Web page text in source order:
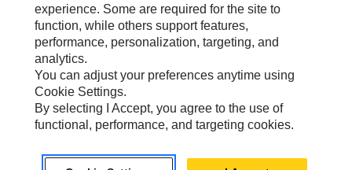
Mijn Marketingvoorkeuren
Site Map
Cookie Settings
Legal
Privacy
Europe-Dutch© 2026 Caterpillar. Alle rechten voorbehouden.
experience. Some are required for the site to
function, while others support features,
performance, personalization, targeting, and
analytics.
You can adjust your preferences anytime using
Cookie Settings.
By selecting I Accept, you agree to the use of
functional, performance, and targeting cookies.